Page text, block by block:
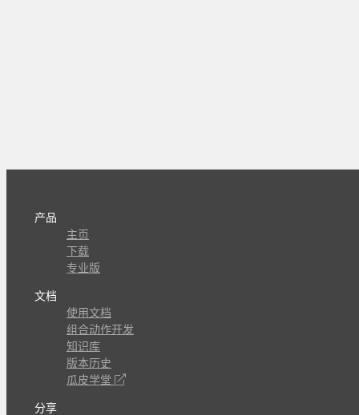
产品
主页
下载
专业版
文档
使用文档
组合动作开发
知识库
版本历史
瓜皮学堂
分享